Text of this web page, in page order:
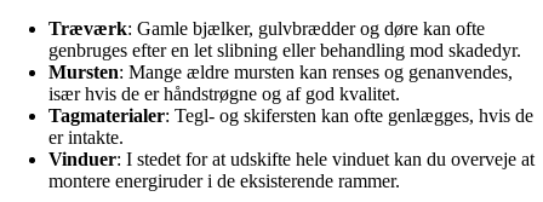
Træværk: Gamle bjælker, gulvbrædder og døre kan ofte
genbruges efter en let slibning eller behandling mod skadedyr.
Mursten: Mange ældre mursten kan renses og genanvendes,
især hvis de er håndstrøgne og af god kvalitet.
Tagmaterialer: Tegl- og skifersten kan ofte genlægges, hvis de
er intakte.
Vinduer: I stedet for at udskifte hele vinduet kan du overveje at
montere energiruder i de eksisterende rammer.